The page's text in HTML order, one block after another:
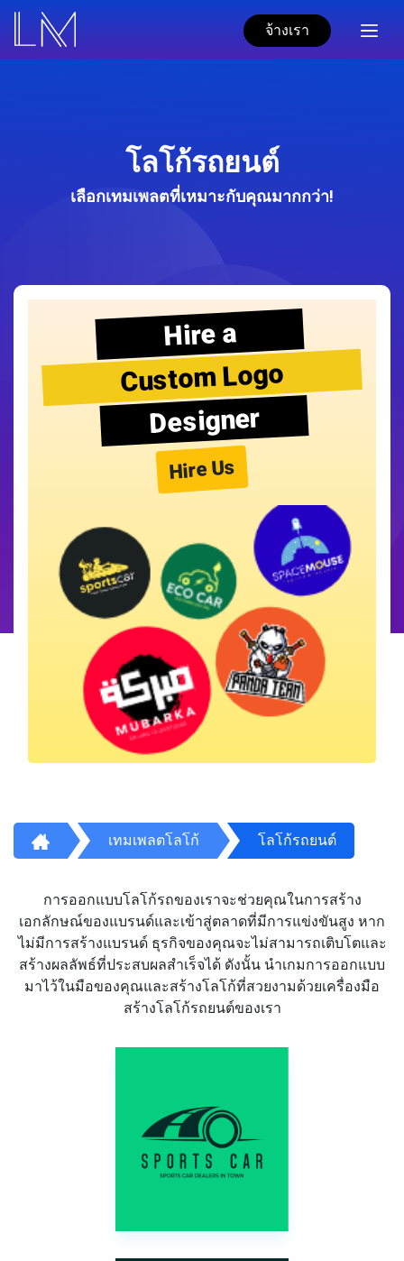
จ้างเรา
โลโก้รถยนต์
เลือกเทมเพลตที่เหมาะกับคุณมากกว่า!
Hire a
Custom Logo
Designer
Hire Us
เทมเพลตโลโก้ โลโก้รถยนต์
การออกแบบโลโก้รถของเราจะช่วยคุณในการสร้าง
เอกลักษณ์ของแบรนด์และเข้าสู่ตลาดที่มีการแข่งขันสูง หาก
ไม่มีการสร้างแบรนด์ ธุรกิจของคุณจะไม่สามารถเติบโตและ
สร้างผลลัพธ์ที่ประสบผลสำเร็จได้ ดังนั้น นำเกมการออกแบบ
มาไว้ในมือของคุณและสร้างโลโก้ที่สวยงามด้วยเครื่องมือ
สร้างโลโก้รถยนต์ของเรา